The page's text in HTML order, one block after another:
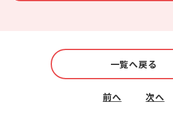
前へ
一覧へ戻る
次へ